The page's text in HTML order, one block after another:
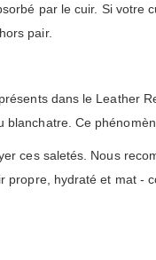
par le cuir. Si votre
pair.
dans le Leather
blanchatre. Ce
ces saletés. Nous
propre, hydraté et mat -